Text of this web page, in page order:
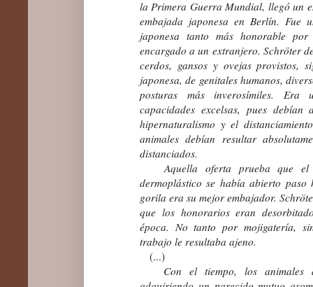
la Primera Guerra Mundial, llegó un
embajada japonesa en Berlín. Fue
japonesa tanto más honorable
encargado a un extranjero. Schröter
cerdos, gansos y ovejas provistos,
japonesa, de genitales humanos,
posturas más inverosímiles.
capacidades excelsas, pues
hipernaturalismo y el
animales debían resultar
distanciados.
Aquella oferta prueba que el
dermoplástico se había abierto
gorila era su mejor embajador.
que los honorarios eran
época. No tanto por mojigatería,
trabajo le resultaba ajeno.
(...)
Con el tiempo, los animales